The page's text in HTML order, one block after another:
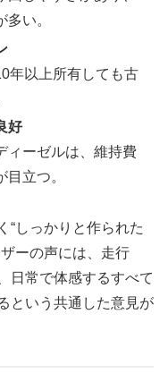
い。
年以上所有しても古
好
ーゼルは、維持費
立つ。
“しっかりと作られた
ーの声には、走行
日常で体感するすべて
という共通した意見が